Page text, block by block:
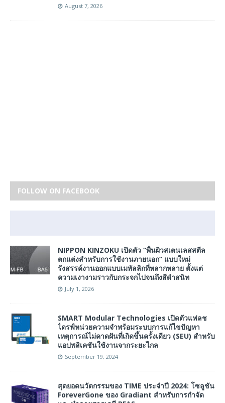
August 7, 2026
FOLLOW ON FACEBOOK
NIPPON KINZOKU เปิดตัว “พื้นผิวสเตนเลสสตีล
ตกแต่งสำหรับการใช้งานภายนอก” แบบใหม่
รังสรรค์งานออกแบบเมทัลลิกที่หลากหลาย ตั้งแต่
ความเงางามราวกับกระจกไปจนถึงสีดำสนิท
July 1, 2026
SMART Modular Technologies เปิดตัวแฟลช
ไดรฟ์หน่วยความจำพร้อมระบบการแก้ไขปัญหา
เหตุการณ์ไม่คาดฝันที่เกิดขึ้นครั้งเดียว (SEU) สำหรับ
แอปพลิเคชันใช้งานจากระยะไกล
September 19, 2024
สุดยอดนวัตกรรมของ TIME ประจำปี 2024: โซลูชัน
ForeverGone ของ Gradiant สำหรับการกำจัด